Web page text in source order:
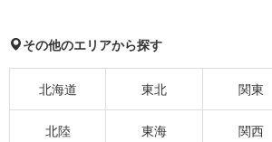
その他のエリアから探す
北海道 東北 関東
北陸 東海 関西